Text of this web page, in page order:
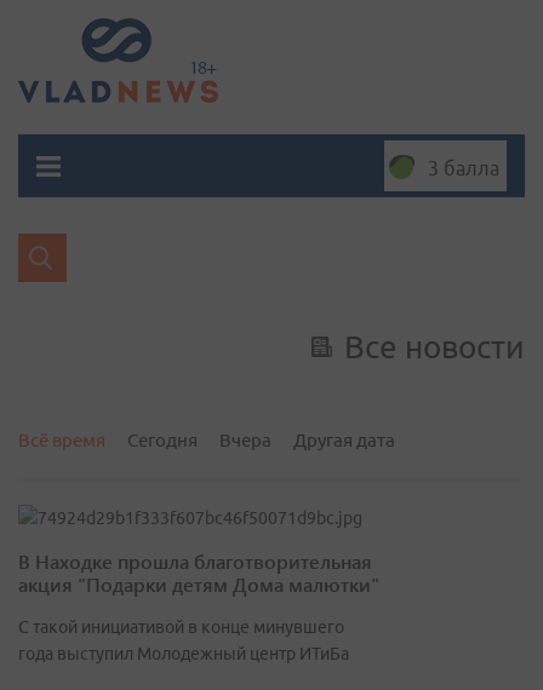
3 балла
Все новости
Всё время Сегодня Вчера Другая дата
В Находке прошла благотворительная
акция "Подарки детям Дома малютки"
С такой инициативой в конце минувшего
года выступил Молодежный центр ИТиБа